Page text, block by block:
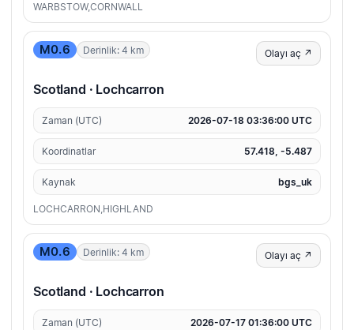
WARBSTOW,CORNWALL
M0.6 Derinlik: 4 km Olayı aç ↗
Scotland · Lochcarron
Zaman (UTC) 2026-07-18 03:36:00 UTC
Koordinatlar 57.418, -5.487
Kaynak bgs_uk
LOCHCARRON,HIGHLAND
M0.6 Derinlik: 4 km Olayı aç ↗
Scotland · Lochcarron
Zaman (UTC) 2026-07-17 01:36:00 UTC